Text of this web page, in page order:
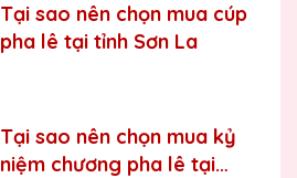
Tại sao nên chọn mua cúp
pha lê tại tỉnh Sơn La
Tại sao nên chọn mua kỷ
niệm chương pha lê tại